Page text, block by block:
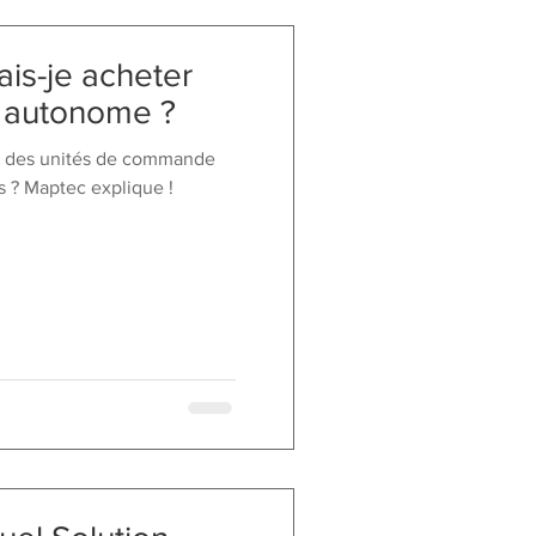
je acheter
?
unités de commande
? Maptec explique !